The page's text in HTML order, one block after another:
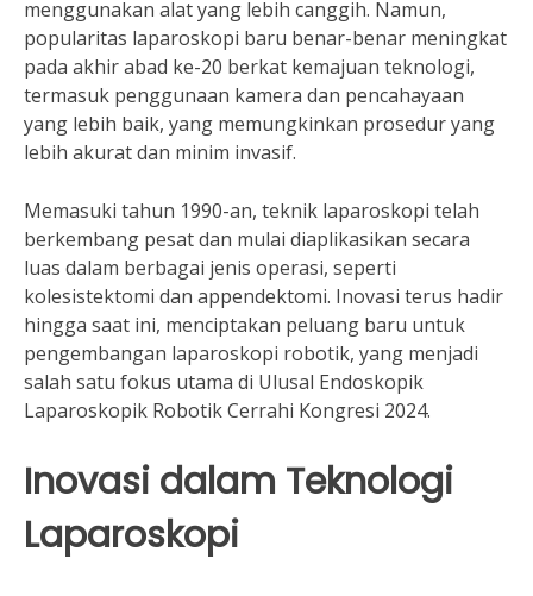
menggunakan alat yang lebih canggih. Namun,
popularitas laparoskopi baru benar-benar meningkat
pada akhir abad ke-20 berkat kemajuan teknologi,
termasuk penggunaan kamera dan pencahayaan
yang lebih baik, yang memungkinkan prosedur yang
lebih akurat dan minim invasif.
Memasuki tahun 1990-an, teknik laparoskopi telah
berkembang pesat dan mulai diaplikasikan secara
luas dalam berbagai jenis operasi, seperti
kolesistektomi dan appendektomi. Inovasi terus hadir
hingga saat ini, menciptakan peluang baru untuk
pengembangan laparoskopi robotik, yang menjadi
salah satu fokus utama di Ulusal Endoskopik
Laparoskopik Robotik Cerrahi Kongresi 2024.
Inovasi dalam Teknologi
Laparoskopi